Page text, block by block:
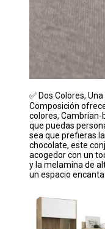
✅ Dos Colores,
Composición
colores,
que puedas
sea que prefieras
chocolate, este
acogedor con un
y la melamina de
un espacio